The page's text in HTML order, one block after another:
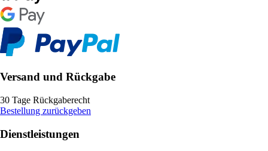
Versand und Rückgabe
30 Tage Rückgaberecht
Bestellung zurückgeben
Dienstleistungen